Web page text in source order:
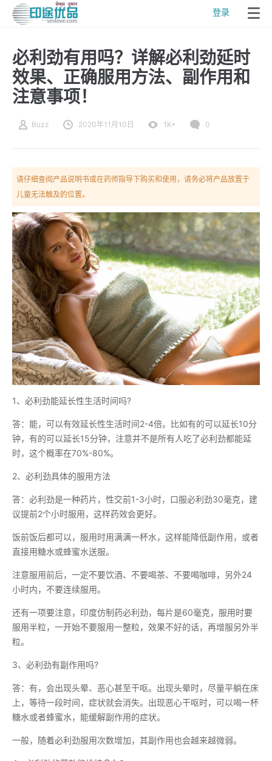
登录
必利劲有用吗？详解必利劲延时
效果、正确服用方法、副作用和
注意事项！
Buzz 2020年11月10日 1K+ 0
请仔细查阅产品说明书或在药师指导下购买和使用，请务必将产品放置于
儿童无法触及的位置。
1、必利劲能延长性生活时间吗?
答：能，可以有效延长性生活时间2-4倍。比如有的可以延长10分
钟，有的可以延长15分钟，注意并不是所有人吃了必利劲都能延
时，这个概率在70%-80%。
2、必利劲具体的服用方法
答：必利劲是一种药片，性交前1-3小时，口服必利劲30毫克，建
议提前2个小时服用，这样药效会更好。
饭前饭后都可以，服用时用满满一杯水，这样能降低副作用，或者
直接用糖水或蜂蜜水送服。
注意服用前后，一定不要饮酒、不要喝茶、不要喝咖啡，另外24
小时内，不要连续服用。
还有一项要注意，印度仿制药必利劲，每片是60毫克，服用时要
服用半粒，一开始不要服用一整粒，效果不好的话，再增服另外半
粒。
3、必利劲有副作用吗?
答：有，会出现头晕、恶心甚至干呕。出现头晕时，尽量平躺在床
上，等待一段时间，症状就会消失。出现恶心干呕时，可以喝一杯
糖水或者蜂蜜水，能缓解副作用的症状。
一般，随着必利劲服用次数增加，其副作用也会越来越微弱。